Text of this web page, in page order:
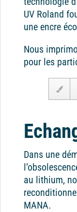
UV Roland
une encre
Nous
pour les
Dans une
au lithium,
MANA.